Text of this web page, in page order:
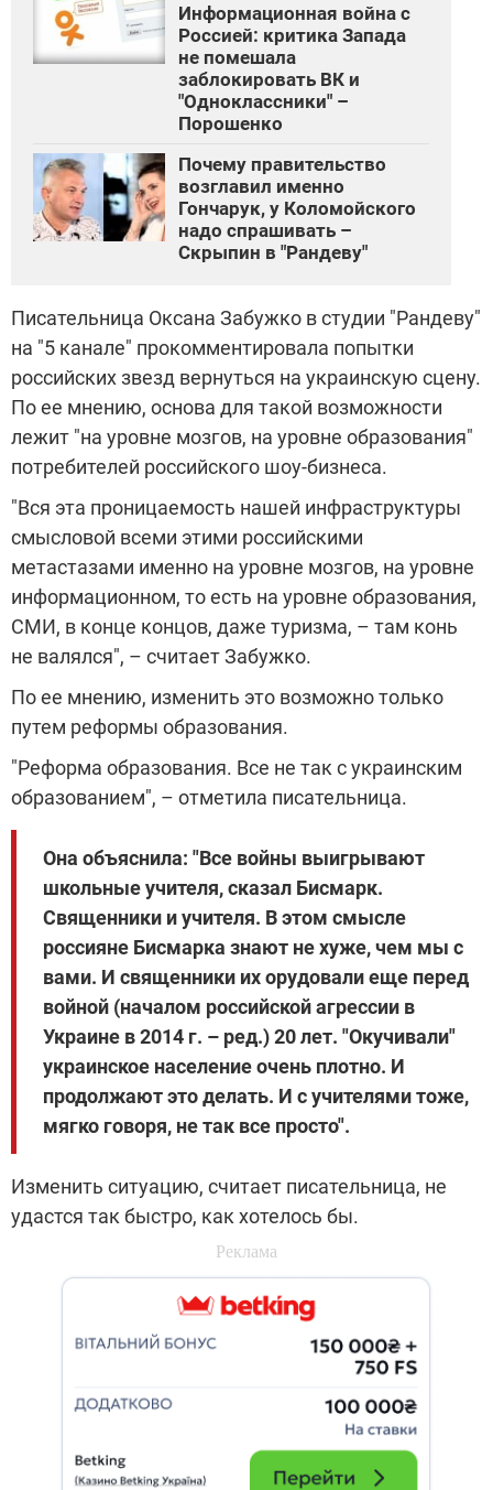
Информационная война с
Россией: критика Запада
не помешала
заблокировать ВК и
"Одноклассники" –
Порошенко
Почему правительство
возглавил именно
Гончарук, у Коломойского
надо спрашивать –
Скрыпин в "Рандеву"
Писательница Оксана Забужко в студии "Рандеву"
на "5 канале" прокомментировала попытки
российских звезд вернуться на украинскую сцену.
По ее мнению, основа для такой возможности
лежит "на уровне мозгов, на уровне образования"
потребителей российского шоу-бизнеса.
"Вся эта проницаемость нашей инфраструктуры
смысловой всеми этими российскими
метастазами именно на уровне мозгов, на уровне
информационном, то есть на уровне образования,
СМИ, в конце концов, даже туризма, – там конь
не валялся", – считает Забужко.
По ее мнению, изменить это возможно только
путем реформы образования.
"Реформа образования. Все не так с украинским
образованием", – отметила писательница.
Она объяснила: "Все войны выигрывают
школьные учителя, сказал Бисмарк.
Священники и учителя. В этом смысле
россияне Бисмарка знают не хуже, чем мы с
вами. И священники их орудовали еще перед
войной (началом российской агрессии в
Украине в 2014 г. – ред.) 20 лет. "Окучивали"
украинское население очень плотно. И
продолжают это делать. И с учителями тоже,
мягко говоря, не так все просто".
Изменить ситуацию, считает писательница, не
удастся так быстро, как хотелось бы.